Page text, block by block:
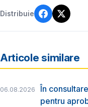
Distribuie
Articole similare
06.08.2026
În
pentru